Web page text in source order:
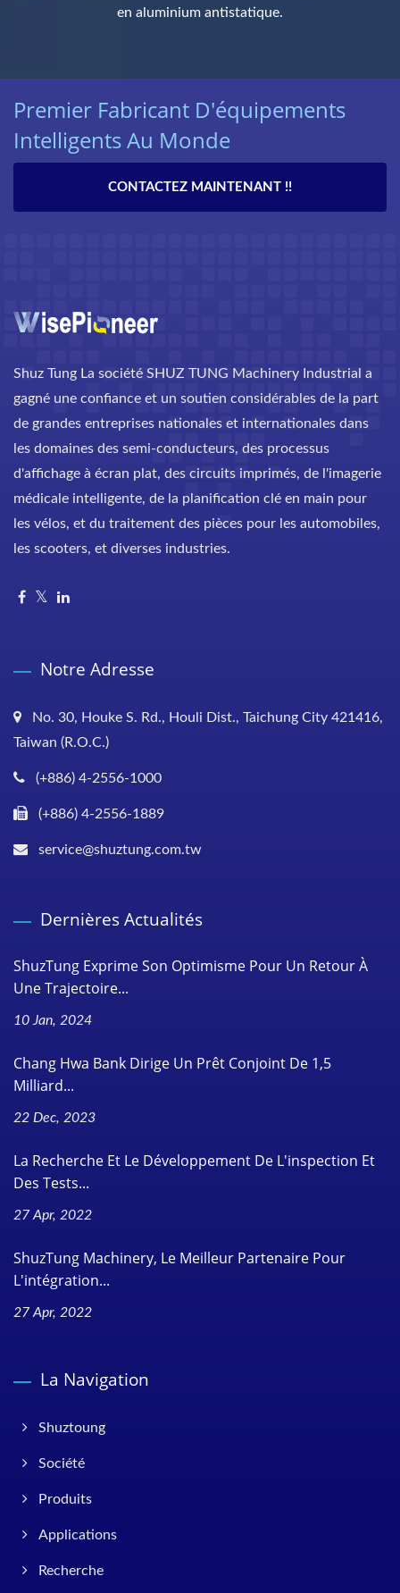
en aluminium antistatique.
Premier Fabricant D'équipements
Intelligents Au Monde
CONTACTEZ MAINTENANT !!
Shuz Tung La société SHUZ TUNG Machinery Industrial a
gagné une confiance et un soutien considérables de la part
de grandes entreprises nationales et internationales dans
les domaines des semi-conducteurs, des processus
d'affichage à écran plat, des circuits imprimés, de l'imagerie
médicale intelligente, de la planification clé en main pour
les vélos, et du traitement des pièces pour les automobiles,
les scooters, et diverses industries.
Notre Adresse
No. 30, Houke S. Rd., Houli Dist., Taichung City 421416,
Taiwan (R.O.C.)
(+886) 4-2556-1000
(+886) 4-2556-1889
service@shuztung.com.tw
Dernières Actualités
ShuzTung Exprime Son Optimisme Pour Un Retour À
Une Trajectoire...
10 Jan, 2024
Chang Hwa Bank Dirige Un Prêt Conjoint De 1,5
Milliard...
22 Dec, 2023
La Recherche Et Le Développement De L'inspection Et
Des Tests...
27 Apr, 2022
ShuzTung Machinery, Le Meilleur Partenaire Pour
L'intégration...
27 Apr, 2022
La Navigation
Shuztoung
Société
Produits
Applications
Recherche